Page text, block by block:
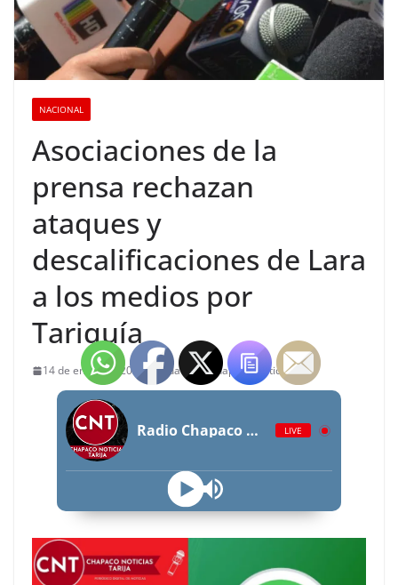
NACIONAL
Asociaciones de la
prensa rechazan
ataques y
descalificaciones de Lara
a los medios por
Tariquía
14 de enero de 2026 Redacción Chapaco Noticias
Radio Chapaco Noticias Las 24 horas en vivo LIVE